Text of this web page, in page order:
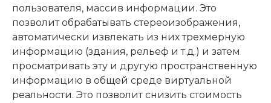
пользователя, массив информации. Это
позволит обрабатывать стереоизображения,
автоматически извлекать из них трехмерную
информацию (здания, рельеф и т.д.) и затем
просматривать эту и другую пространственную
информацию в общей среде виртуальной
реальности. Это позволит снизить стоимость